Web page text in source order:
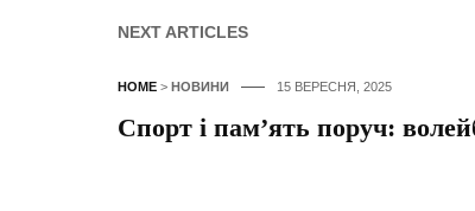
NEXT ARTICLES
HOME> НОВИНИ 15 ВЕРЕСНЯ, 2025
Спорт і пам’ять поруч: